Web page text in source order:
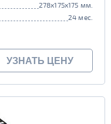
278x175x175 мм.
24 мес.
УЗНАТЬ ЦЕНУ